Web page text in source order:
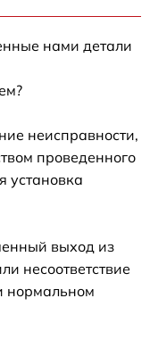
нами детали
неисправности,
проведенного
установка
выход из
несоответствие
нормальном